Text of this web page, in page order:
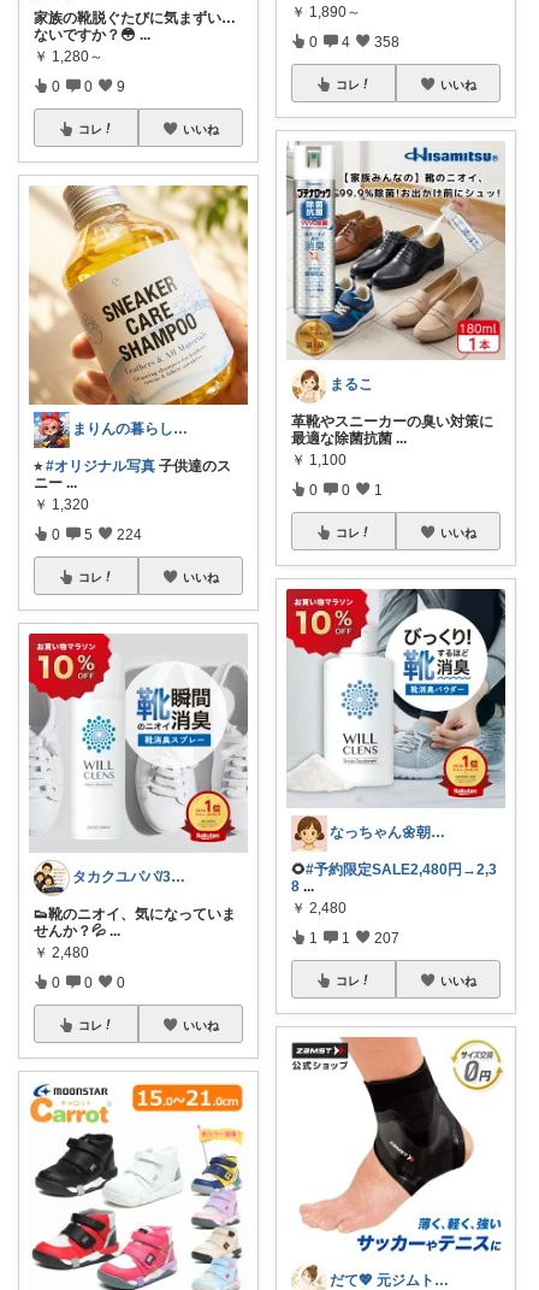
家族の靴脱ぐたびに気まずい…
ないですか？😳 ...
￥ 1,280～
0 0 9
コレ いいね
まりんの暮らしと体整え癒しROOM🌈
⭐︎#オリジナル写真 子供達のス
ニー ...
￥ 1,320
0 5 224
コレ いいね
タカクユパパ/30代パパの暮らし改善
👟靴のニオイ、気になっていま
せんか？💦 ...
￥ 2,480
0 0 0
コレ いいね
￥ 1,890～
0 4 358
コレ いいね
まるこ
革靴やスニーカーの臭い対策に
最適な除菌抗菌 ...
￥ 1,100
0 0 1
コレ いいね
なっちゃん🌼朝7時コレ☀️
🌻#予約限定SALE2,480円→2,3
8 ...
￥ 2,480
1 1 207
コレ いいね
だて💖 元ジムトレーナーママ子育て美容